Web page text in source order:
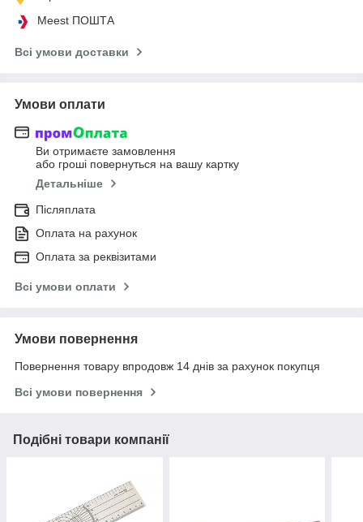
Meest ПОШТА
Всі умови доставки
Умови оплати
Ви отримаєте замовлення
або гроші повернуться на вашу картку
Детальніше
Післяплата
Оплата на рахунок
Оплата за реквізитами
Всі умови оплати
Умови повернення
Повернення товару впродовж 14 днів за рахунок покупця
Всі умови повернення
Подібні товари компанії